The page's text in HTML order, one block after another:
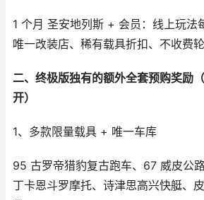
1 个月 圣安地列斯 + 会员：线上玩法
唯一改装店、稀有载具折扣、不收费
二、终极版独有的额外全套预购奖励
开）
1、多款限量载具 + 唯一车库
95 古罗帝猎豹复古跑车、67 威皮公
丁卡恩斗罗摩托、诗津思高兴快艇、